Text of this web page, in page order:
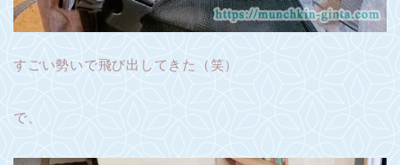
すごい勢いで飛び出してきた（笑）
で、